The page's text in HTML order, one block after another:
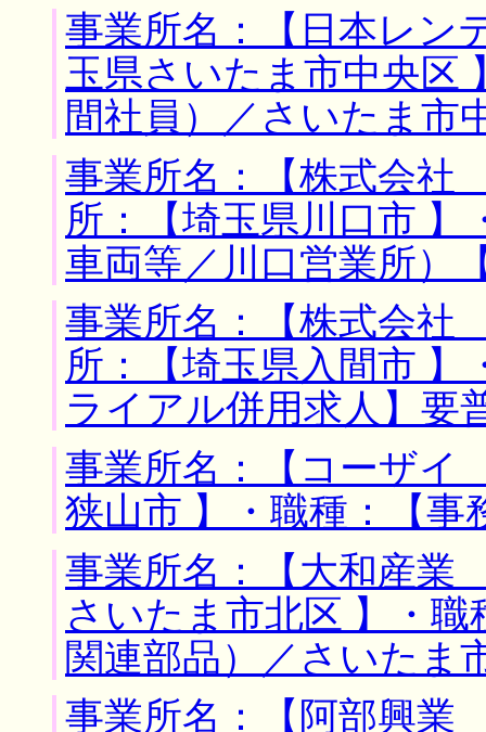
事業所名：【日本レン
玉県さいたま市中央区
間社員）／さいたま市
事業所名：【株式会
所：【埼玉県川口市 】
車両等／川口営業所）
事業所名：【株式会
所：【埼玉県入間市 】
ライアル併用求人】要
事業所名：【コーザ
狭山市 】・職種：【事
事業所名：【大和産業
さいたま市北区 】・
関連部品）／さいたま
事業所名：【阿部興業